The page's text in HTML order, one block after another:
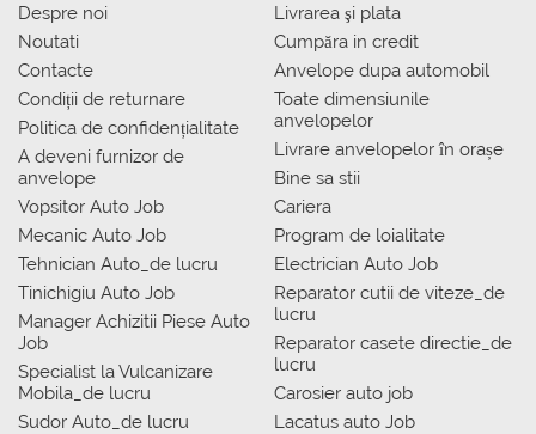
Despre noi
Noutati
Contacte
Condiții de returnare
Politica de confidențialitate
A deveni furnizor de
anvelope
Vopsitor Auto Job
Mecanic Auto Job
Tehnician Auto_de lucru
Tinichigiu Auto Job
Manager Achizitii Piese Auto
Job
Specialist la Vulcanizare
Mobila_de lucru
Sudor Auto_de lucru
Livrarea şi plata
Сumpăra in credit
Anvelope dupa automobil
Toate dimensiunile
anvelopelor
Livrare anvelopelor în orașe
Bine sa stii
Cariera
Program de loialitate
Electrician Auto Job
Reparator cutii de viteze_de
lucru
Reparator casete directie_de
lucru
Carosier auto job
Lacatus auto Job